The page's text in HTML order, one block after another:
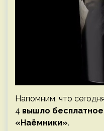
Напомним, что
4 вышло
«Наёмники».